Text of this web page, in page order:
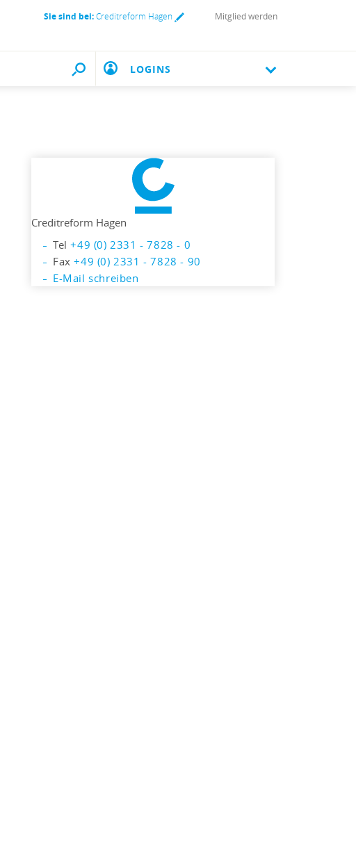
Sie sind bei:Creditreform Hagen Mitglied werden
LOGINS
Creditreform Hagen
Tel+49 (0) 2331 - 7828 - 0
Fax+49 (0) 2331 - 7828 - 90
E-Mail schreiben